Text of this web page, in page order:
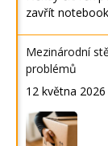
zavřít
Mezinárodní
problémů
12 května 2026